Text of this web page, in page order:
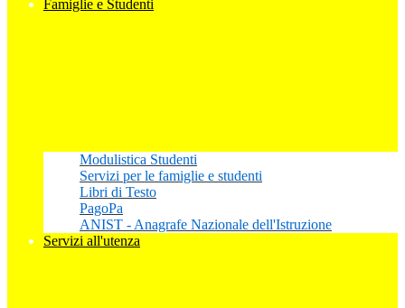
Famiglie e Studenti
Modulistica Studenti
Servizi per le famiglie e studenti
Libri di Testo
PagoPa
ANIST - Anagrafe Nazionale dell'Istruzione
Servizi all'utenza